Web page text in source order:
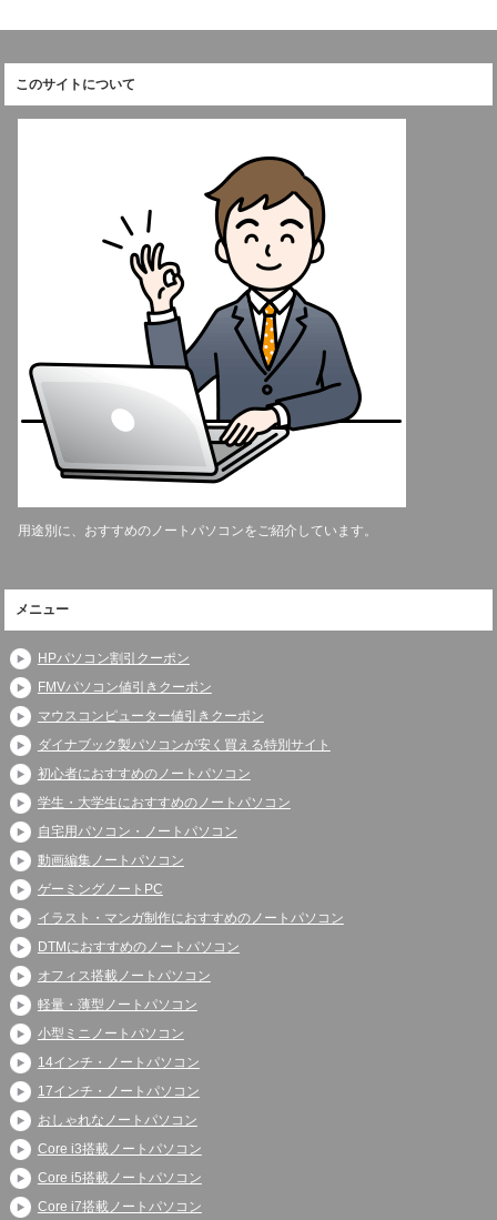
このサイトについて
用途別に、おすすめのノートパソコンをご紹介しています。
メニュー
HPパソコン割引クーポン
FMVパソコン値引きクーポン
マウスコンピューター値引きクーポン
ダイナブック製パソコンが安く買える特別サイト
初心者におすすめのノートパソコン
学生・大学生におすすめのノートパソコン
自宅用パソコン・ノートパソコン
動画編集ノートパソコン
ゲーミングノートPC
イラスト・マンガ制作におすすめのノートパソコン
DTMにおすすめのノートパソコン
オフィス搭載ノートパソコン
軽量・薄型ノートパソコン
小型ミニノートパソコン
14インチ・ノートパソコン
17インチ・ノートパソコン
おしゃれなノートパソコン
Core i3搭載ノートパソコン
Core i5搭載ノートパソコン
Core i7搭載ノートパソコン